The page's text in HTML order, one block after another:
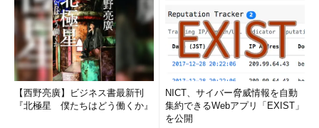
これまでHTTPとHTTPSの混在環境だったクックパッドのサー
ビスを完全にHTTPSに移行するに当たって、星氏は理由の1つと
して、「どこでも盗聴される時代だからこそ、完全HTTPS化が
必要」という時代背景を挙げる。
「今や、どのような環境、ネットワークでも盗聴のリスクを秘
めているため、あらゆる通信をHTTPSで提供したい。そして、
よりセキュアな状態でサービスを提供することが、安全な通信を
【西野亮廣】ビジネス書最新刊
『北極星 僕たちはどう働くか』
NICT、サイバー脅威情報を自動
集約できるWebアプリ「EXIST」
を公開